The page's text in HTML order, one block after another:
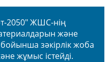
2050" ЖШС-нің
және
зәкірлік жоба
жұмыс істейді.